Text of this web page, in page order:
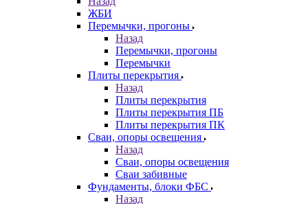
ЖБИ
Перемычки, прогоны
Назад
Перемычки, прогоны
Перемычки
Плиты перекрытия
Назад
Плиты перекрытия
Плиты перекрытия ПБ
Плиты перекрытия ПК
Сваи, опоры освещения
Назад
Сваи, опоры освещения
Сваи забивные
Фундаменты, блоки ФБС
Назад